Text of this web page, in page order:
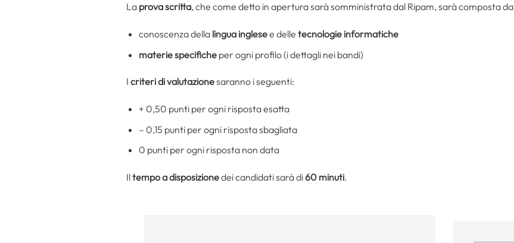
La prova scritta, che come detto in apertura sarà somministrata dal Ripam, sarà composta da
conoscenza della lingua inglesee delle tecnologie informatiche
materie specificheper ogni profilo (i dettagli nei bandi)
I criteri di valutazionesaranno i seguenti:
+ 0,50 punti per ogni risposta esatta
– 0,15 punti per ogni risposta sbagliata
0 punti per ogni risposta non data
Iltempo a disposizionedei candidati sarà di60 minuti.